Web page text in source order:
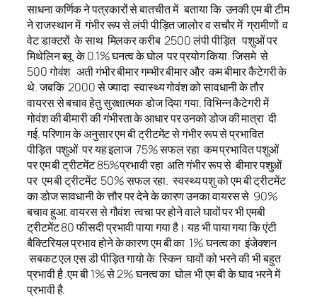
साधना कर्णिक ने पत्रकारों से बातचीत में बताया कि उनकी एम बी टीम
ने राजस्थान में गंभीर रूप से लंपी पीड़ित जालोर व सचौर में ग्रामीणों व
वेट डाक्टरों के साथ मिलकर करीब 2500 लंपी पीड़ित पशुओं पर
मिथेलिन ब्लू के 0.1% घनत्व के घोल पर प्रयोग किया. जिसमे से
500 गोवंश अती गंभीर बीमार गम्भीर बीमार और कम बीमार कैटेगरी के
थे. जबकि 2000 से ज्यादा स्वास्थ्य गोवंश को सावधानी के तौर
वायरस से बचाव हेतु सुरक्षात्मक डोज दिया गया. विभिन्न कैटेगरी में
गोवंश की बीमारी की गंभीरता के आधार पर उनको डोज की मात्रा दी
गई. परिणाम के अनुसार एम बी ट्रीटमेंट से गंभीर रूप से प्रभावित
पीड़ित पशुओं पर यह इलाज 75% सफल रहा कम प्रभावित पशुओं
पर एम बी ट्रीटमेंट 85%प्रभावी रहा अति गंभीर रूप से बीमार पशुओं
पर एम बी ट्रीटमेंट 50% सफल रहा. स्वस्थ्य पशु को एम बी ट्रीटमेंट
का डोज सावधानी के त्तौर पर देने के कारण उनका वायरस से 90%
बचाव हुआ. वायरस से गौवंश त्वचा पर होने वाले घावों पर भी एमबी
ट्रीटमेंट 80 फीसदी प्रभावी पाया गया है। यह भी पाया गया कि एंटी
बैक्टिरियल प्रभाव होने के कारण एम बी का 1% घनत्व का इंजेक्शन
सबकट एल एस डी पीड़ित गायो के स्किन घावों को भरने की भी बहुत
प्रभावी है .एम बी 1% से 2% घनत्व का घोल भी एम बी के घाव भरने में
प्रभावी है.